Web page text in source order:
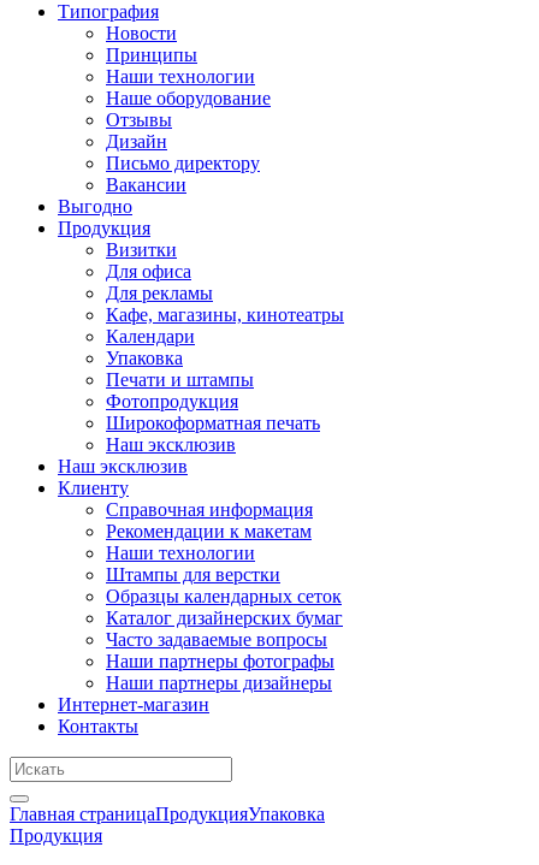
Типография
Новости
Принципы
Наши технологии
Наше оборудование
Отзывы
Дизайн
Письмо директору
Вакансии
Выгодно
Продукция
Визитки
Для офиса
Для рекламы
Кафе, магазины, кинотеатры
Календари
Упаковка
Печати и штампы
Фотопродукция
Широкоформатная печать
Наш эксклюзив
Наш эксклюзив
Клиенту
Справочная информация
Рекомендации к макетам
Наши технологии
Штампы для верстки
Образцы календарных сеток
Каталог дизайнерских бумаг
Часто задаваемые вопросы
Наши партнеры фотографы
Наши партнеры дизайнеры
Интернет-магазин
Контакты
Главная страницаПродукцияУпаковка
Продукция